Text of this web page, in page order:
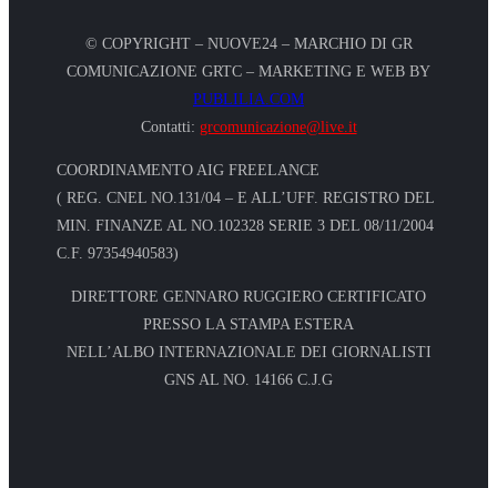
© COPYRIGHT – NUOVE24 – MARCHIO DI GR
COMUNICAZIONE GRTC – MARKETING E WEB BY
PUBLILIA.COM
Contatti: grcomunicazione@live.it
COORDINAMENTO AIG FREELANCE
( REG. CNEL NO.131/04 – E ALL’UFF. REGISTRO DEL
MIN. FINANZE AL NO.102328 SERIE 3 DEL 08/11/2004
C.F. 97354940583)
DIRETTORE GENNARO RUGGIERO CERTIFICATO
PRESSO LA STAMPA ESTERA
NELL’ALBO INTERNAZIONALE DEI GIORNALISTI
GNS AL NO. 14166 C.J.G